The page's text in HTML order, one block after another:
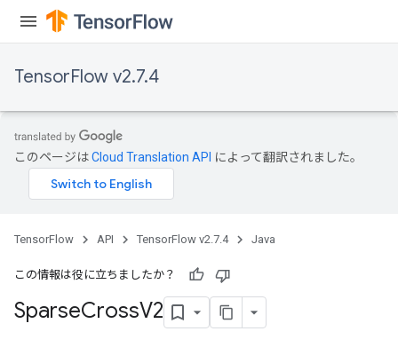
TensorFlow v2.7.4
このページはCloud Translation API によって翻訳されました。
TensorFlow API TensorFlow v2.7.4 Java
この情報は役に立ちましたか？
SparseCrossV2